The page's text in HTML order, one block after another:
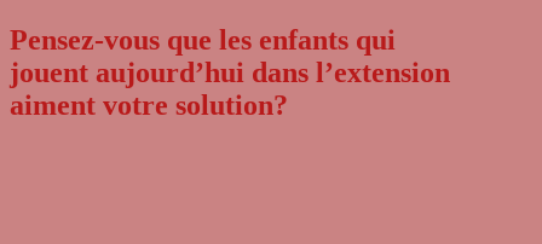
Pensez-vous que les enfants qui
jouent aujourd’hui dans l’extension
aiment votre solution?